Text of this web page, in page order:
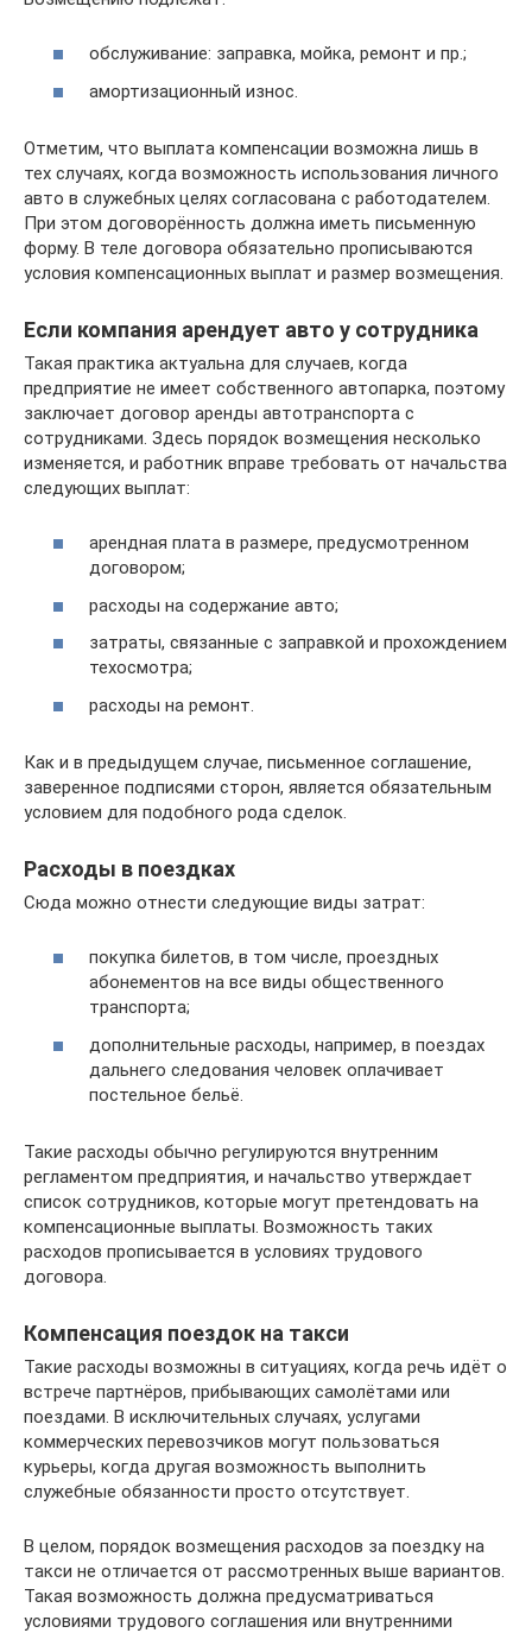
обслуживание: заправка, мойка, ремонт и пр.;
амортизационный износ.
Отметим, что выплата компенсации возможна лишь в
тех случаях, когда возможность использования личного
авто в служебных целях согласована с работодателем.
При этом договорённость должна иметь письменную
форму. В теле договора обязательно прописываются
условия компенсационных выплат и размер возмещения.
Если компания арендует авто у сотрудника
Такая практика актуальна для случаев, когда
предприятие не имеет собственного автопарка, поэтому
заключает договор аренды автотранспорта с
сотрудниками. Здесь порядок возмещения несколько
изменяется, и работник вправе требовать от начальства
следующих выплат:
арендная плата в размере, предусмотренном
договором;
расходы на содержание авто;
затраты, связанные с заправкой и прохождением
техосмотра;
расходы на ремонт.
Как и в предыдущем случае, письменное соглашение,
заверенное подписями сторон, является обязательным
условием для подобного рода сделок.
Расходы в поездках
Сюда можно отнести следующие виды затрат:
покупка билетов, в том числе, проездных
абонементов на все виды общественного
транспорта;
дополнительные расходы, например, в поездах
дальнего следования человек оплачивает
постельное бельё.
Такие расходы обычно регулируются внутренним
регламентом предприятия, и начальство утверждает
список сотрудников, которые могут претендовать на
компенсационные выплаты. Возможность таких
расходов прописывается в условиях трудового
договора.
Компенсация поездок на такси
Такие расходы возможны в ситуациях, когда речь идёт о
встрече партнёров, прибывающих самолётами или
поездами. В исключительных случаях, услугами
коммерческих перевозчиков могут пользоваться
курьеры, когда другая возможность выполнить
служебные обязанности просто отсутствует.
В целом, порядок возмещения расходов за поездку на
такси не отличается от рассмотренных выше вариантов.
Такая возможность должна предусматриваться
условиями трудового соглашения или внутренними